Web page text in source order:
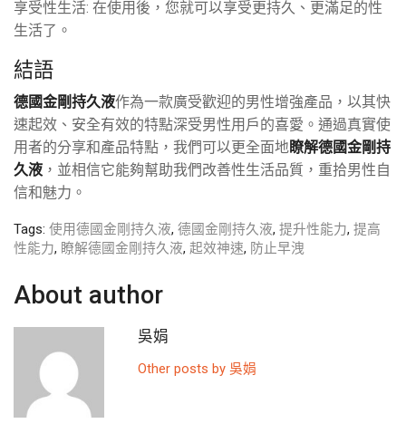
享受性生活: 在使用後，您就可以享受更持久、更滿足的性
生活了。
結語
德國金剛持久液作為一款廣受歡迎的男性增強產品，以其快
速起效、安全有效的特點深受男性用戶的喜愛。通過真實使
用者的分享和產品特點，我們可以更全面地瞭解德國金剛持
久液 ，並相信它能夠幫助我們改善性生活品質，重拾男性自
信和魅力。
Tags: 使用德國金剛持久液, 德國金剛持久液, 提升性能力, 提高
性能力, 瞭解德國金剛持久液, 起效神速, 防止早洩
About author
吳娟
Other posts by 吳娟